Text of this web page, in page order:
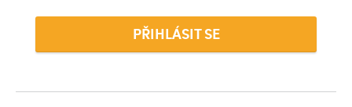
PŘIHLÁSIT SE